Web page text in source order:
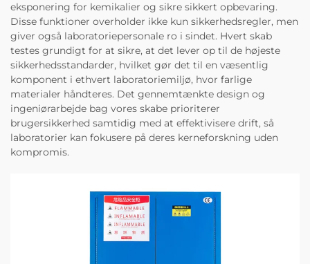
eksponering for kemikalier og sikre sikkert opbevaring.
Disse funktioner overholder ikke kun sikkerhedsregler, men
giver også laboratoriepersonale ro i sindet. Hvert skab
testes grundigt for at sikre, at det lever op til de højeste
sikkerhedsstandarder, hvilket gør det til en væsentlig
komponent i ethvert laboratoriemiljø, hvor farlige
materialer håndteres. Det gennemtænkte design og
ingeniørarbejde bag vores skabe prioriterer
brugersikkerhed samtidig med at effektivisere drift, så
laboratorier kan fokusere på deres kerneforskning uden
kompromis.